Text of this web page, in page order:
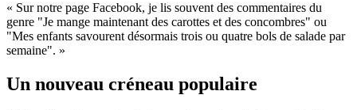
« Sur notre page Facebook, je lis souvent des commentaires du
genre "Je mange maintenant des carottes et des concombres" ou
"Mes enfants savourent désormais trois ou quatre bols de salade par
semaine". »
Un nouveau créneau populaire